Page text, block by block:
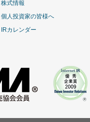
株式情報
個人投資家の皆様へ
IRカレンダー